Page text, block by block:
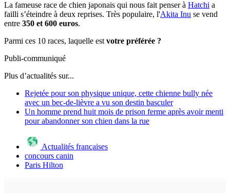
La fameuse race de chien japonais qui nous fait penser à Hatchi a
failli s’éteindre à deux reprises. Très populaire, l'Akita Inu se vend
entre 350 et 600 euros.
Parmi ces 10 races, laquelle estvotre préférée ?
Publi-communiqué
Plus d’actualités sur...
Rejetée pour son physique unique, cette chienne bully née
avec un bec-de-lièvre a vu son destin basculer
Un homme prend huit mois de prison ferme après avoir menti
pour abandonner son chien dans la rue
Actualités françaises
concours canin
Paris Hilton